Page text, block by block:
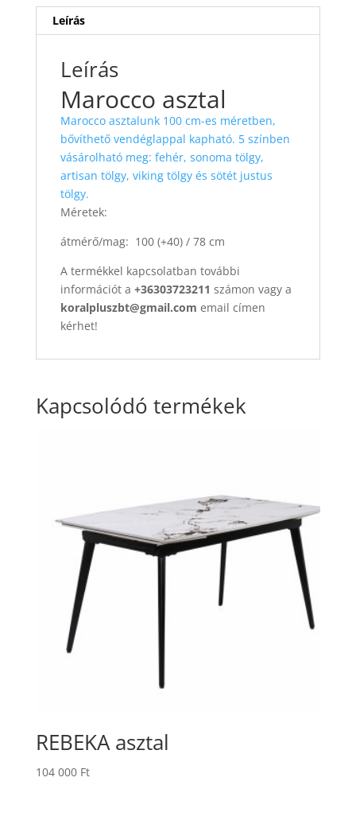
Leírás
Leírás
Marocco asztal
Marocco asztalunk 100 cm-es méretben,
bővíthető vendéglappal kapható. 5 színben
vásárolható meg: fehér, sonoma tölgy,
artisan tölgy, viking tölgy és sötét justus
tölgy.
Méretek:
átmérő/mag: 100 (+40) / 78 cm
A termékkel kapcsolatban további
információt a +36303723211 számon vagy a
koralpluszbt@gmail.com email címen
kérhet!
Kapcsolódó termékek
REBEKA asztal
104 000 Ft